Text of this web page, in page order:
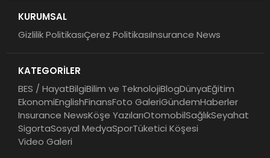
KURUMSAL
Gizlilik PolitikasıÇerez PolitikasıInsurance News
KATEGORİLER
BES / HayatBilgiBilim ve TeknolojiBlogDünyaEğitim
EkonomiEnglishFinansFoto GaleriGündemHaberler
Insurance NewsKöşe YazılarıOtomobilSağlıkSeyahat
SigortaSosyal MedyaSporTüketici Köşesi
Video Galeri